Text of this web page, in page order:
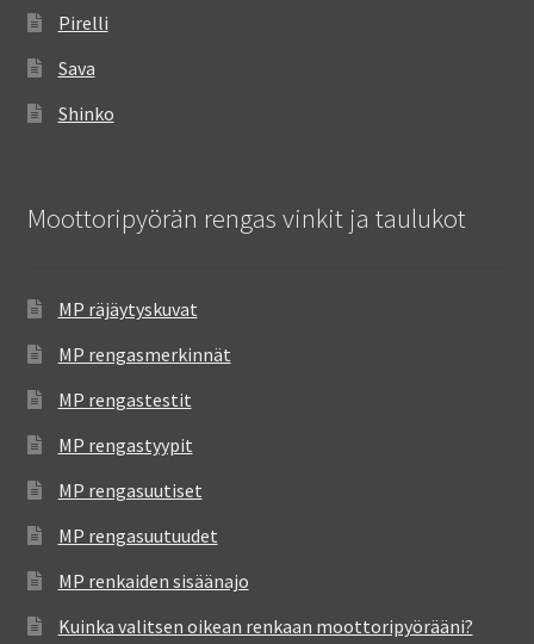
Pirelli
Sava
Shinko
Moottoripyörän rengas vinkit ja taulukot
MP räjäytyskuvat
MP rengasmerkinnät
MP rengastestit
MP rengastyypit
MP rengasuutiset
MP rengasuutuudet
MP renkaiden sisäänajo
Kuinka valitsen oikean renkaan moottoripyörääni?